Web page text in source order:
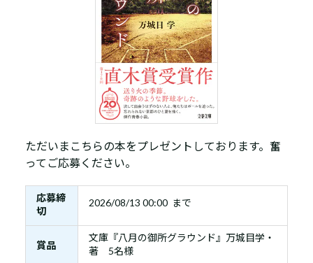
ただいまこちらの本をプレゼントしております。奮
ってご応募ください。
応募締
切
2026/08/13 00:00 まで
賞品
文庫『八月の御所グラウンド』万城目学・
著 5名様